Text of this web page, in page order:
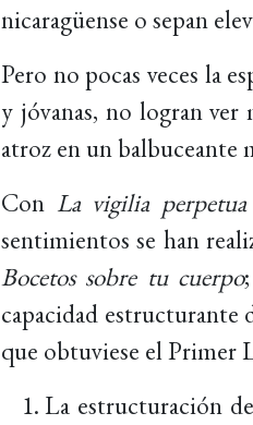
nicaragüense o sepan
Pero no pocas veces la
y jóvanas, no logran
atroz en un balbuceante
Con La vigilia perpetua
sentimientos se han
Bocetos sobre tu cuerpo
capacidad estructurante
que obtuviese el Primer
La estructuración de